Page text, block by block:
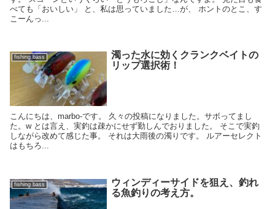
べても「おいしい」 と、私は思っていました…が、 ホントのとこ、す
こーんっ...
fishing bass
濁った水に効くクランクベイトの
リップ選択術！
こんにちは、marbo-です。 久々の投稿になりました。サボってまし
た。w とは言え、実釣は疎かにせず勤しんでおりました。 そこで実釣
しながら改めて感じた事。 それは大雨後の濁りです。 ルアーセレクト
はもちろ...
fishing bass
ウィンディーサイドを狙え、釣れ
る魚釣りの考え方。